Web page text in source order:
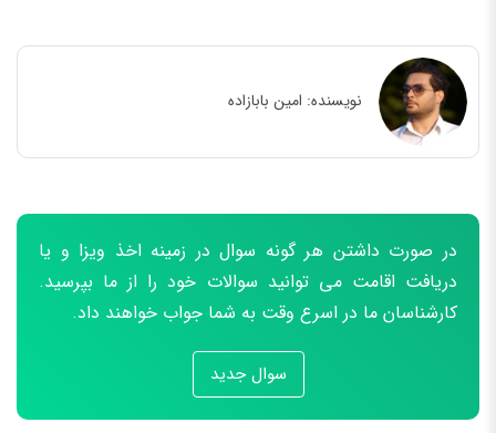
نویسنده: امین بابازاده
در صورت داشتن هر گونه سوال در زمینه اخذ ویزا و یا
دریافت اقامت می توانید سوالات خود را از ما بپرسید.
کارشناسان ما در اسرع وقت به شما جواب خواهند داد.
سوال جدید